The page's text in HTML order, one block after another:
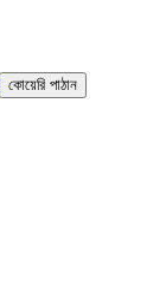
কোয়েরি পাঠান